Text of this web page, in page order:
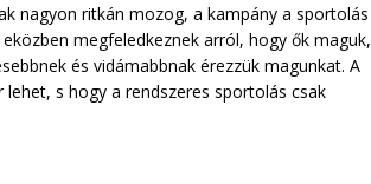
nagyon ritkán mozog, a kampány a sportolás
megfeledkeznek arról, hogy ők maguk,
és vidámabbnak érezzük magunkat. A
s hogy a rendszeres sportolás csak